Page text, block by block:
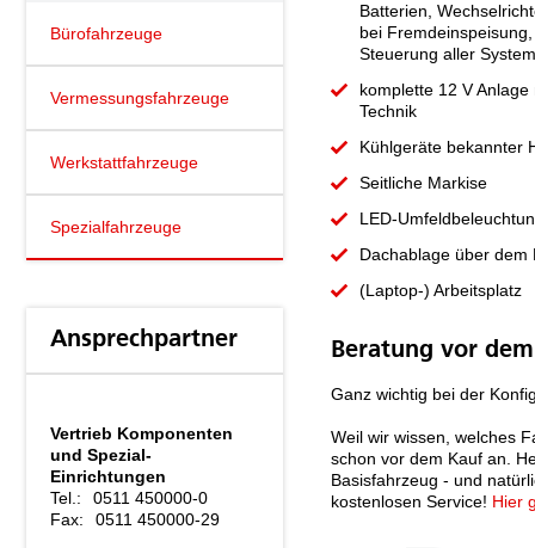
Bürofahrzeuge
Vermessungsfahrzeuge
Werkstattfahrzeuge
Spezialfahrzeuge
Ansprechpartner
Vertrieb Komponenten
und Spezial-
Einrichtungen
Tel.:
0511 450000-0
Fax:
0511 450000-29
Batterien,
bei
Steuerung aller
komplette 12 V
Technik
Kühlgeräte bekannter
Seitliche Markise
LED-
Dachablage über
(Laptop-) Arbeitsplatz
Beratung vor
Ganz wichtig bei der
Weil wir wissen, welches
schon vor dem Kauf an.
Basisfahrzeug - und
kostenlosen Service! Hier